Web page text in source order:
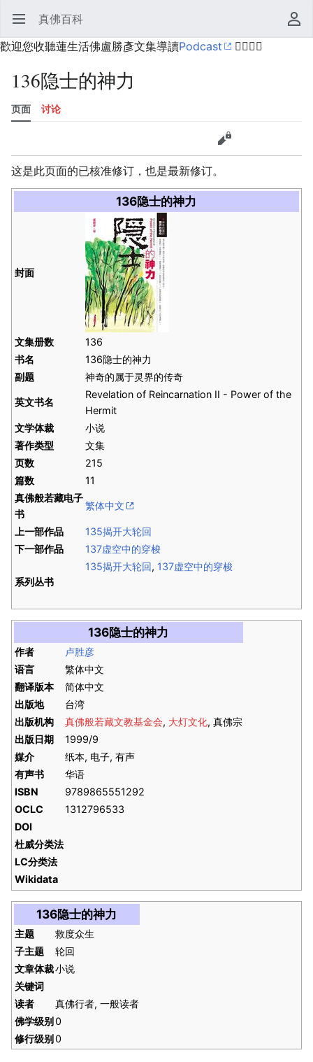
打开主菜单 真佛百科
用户菜单
歡迎您收聽蓮生活佛盧勝彥文集導讀Podcast 🙋‍♂️🙋‍♀️
136隐士的神力
页面 讨论
这是此页面的已核准修订，也是最新修订。
136隐士的神力
封面
文集册数
136
书名
136隐士的神力
副题
神奇的属于灵界的传奇
英文书名
Revelation of Reincarnation II - Power of the
Hermit
文学体裁
小说
著作类型
文集
页数
215
篇数
11
真佛般若藏电子
书
繁体中文
上一部作品
135揭开大轮回
下一部作品
137虚空中的穿梭
系列丛书
135揭开大轮回, 137虚空中的穿梭
136隐士的神力
作者
卢胜彦
语言
繁体中文
翻译版本
简体中文
出版地
台湾
出版机构
真佛般若藏文教基金会, 大灯文化, 真佛宗
出版日期
1999/9
媒介
纸本, 电子, 有声
有声书
华语
ISBN
9789865551292
OCLC
1312796533
DOI
杜威分类法
LC分类法
Wikidata
136隐士的神力
主题
救度众生
子主题
轮回
文章体裁小说
关键词
读者
真佛行者, 一般读者
佛学级别0
修行级别0